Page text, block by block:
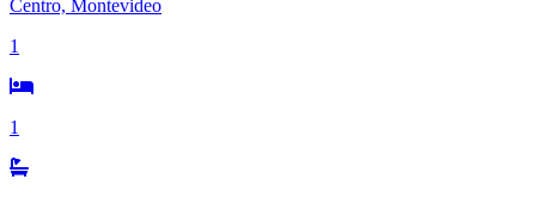
Centro, Montevideo
1
1